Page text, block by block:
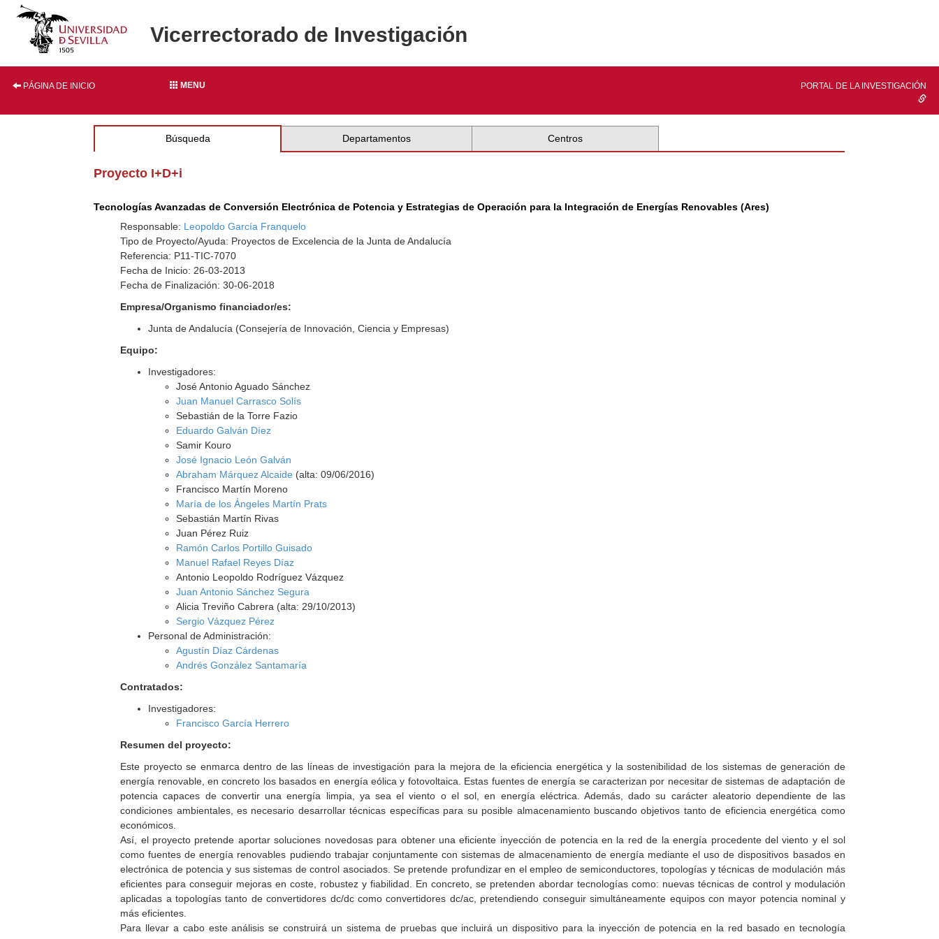
Vicerrectorado de Investigación
PÁGINA DE INICIO MENU PORTAL DE LA INVESTIGACIÓN
Búsqueda Departamentos Centros
Proyecto I+D+i
Tecnologías Avanzadas de Conversión Electrónica de Potencia y Estrategias de Operación para la Integración de Energías Renovables (Ares)
Responsable: Leopoldo García Franquelo
Tipo de Proyecto/Ayuda: Proyectos de Excelencia de la Junta de Andalucía
Referencia: P11-TIC-7070
Fecha de Inicio: 26-03-2013
Fecha de Finalización: 30-06-2018
Empresa/Organismo financiador/es:
Junta de Andalucía (Consejería de Innovación, Ciencia y Empresas)
Equipo:
Investigadores:
José Antonio Aguado Sánchez
Juan Manuel Carrasco Solís
Sebastián de la Torre Fazio
Eduardo Galván Díez
Samir Kouro
José Ignacio León Galván
Abraham Márquez Alcaide (alta: 09/06/2016)
Francisco Martín Moreno
María de los Ángeles Martín Prats
Sebastián Martín Rivas
Juan Pérez Ruiz
Ramón Carlos Portillo Guisado
Manuel Rafael Reyes Díaz
Antonio Leopoldo Rodríguez Vázquez
Juan Antonio Sánchez Segura
Alicia Treviño Cabrera (alta: 29/10/2013)
Sergio Vázquez Pérez
Personal de Administración:
Agustín Díaz Cárdenas
Andrés González Santamaría
Contratados:
Investigadores:
Francisco García Herrero
Resumen del proyecto:
Este proyecto se enmarca dentro de las líneas de investigación para la mejora de la eficiencia energética y la sostenibilidad de los sistemas de generación de
energía renovable, en concreto los basados en energía eólica y fotovoltaica. Estas fuentes de energía se caracterizan por necesitar de sistemas de adaptación de
potencia capaces de convertir una energía limpia, ya sea el viento o el sol, en energía eléctrica. Además, dado su carácter aleatorio dependiente de las
condiciones ambientales, es necesario desarrollar técnicas específicas para su posible almacenamiento buscando objetivos tanto de eficiencia energética como
económicos.
Así, el proyecto pretende aportar soluciones novedosas para obtener una eficiente inyección de potencia en la red de la energía procedente del viento y el sol
como fuentes de energía renovables pudiendo trabajar conjuntamente con sistemas de almacenamiento de energía mediante el uso de dispositivos basados en
electrónica de potencia y sus sistemas de control asociados. Se pretende profundizar en el empleo de semiconductores, topologías y técnicas de modulación más
eficientes para conseguir mejoras en coste, robustez y fiabilidad. En concreto, se pretenden abordar tecnologías como: nuevas técnicas de control y modulación
aplicadas a topologías tanto de convertidores dc/dc como convertidores dc/ac, pretendiendo conseguir simultáneamente equipos con mayor potencia nominal y
más eficientes.
Para llevar a cabo este análisis se construirá un sistema de pruebas que incluirá un dispositivo para la inyección de potencia en la red basado en tecnología